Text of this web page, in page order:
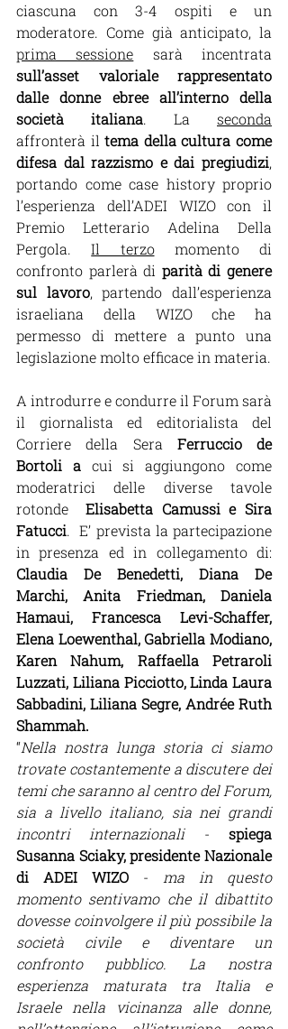
ciascuna con 3-4 ospiti e un
prima sessione
sull’asset valoriale rappresentato
dalle donne ebree all’interno della
società italiana. La seconda
affronterà il tema della cultura come
difesa dal razzismo e dai pregiudizi,
portando come case history proprio
l’esperienza dell’ADEI WIZO con il
Premio Letterario Adelina Della
Pergola. Il terzo momento di
confronto parlerà di parità di genere
sul lavoro, partendo dall’esperienza
israeliana della WIZO che ha
permesso di mettere a punto una
A introdurre e condurre il Forum sarà
il giornalista ed editorialista del
Corriere della Sera Ferruccio de
Bortoli a cui si aggiungono come
moderatrici delle diverse tavole
rotonde
  Elisabetta Camussi e Sira
Fatucci.  E’ prevista la partecipazione
Claudia De Benedetti, Diana De
Marchi, Anita Friedman, Daniela
Hamaui, Francesca Levi-Schaffer,
Elena Loewenthal, Gabriella Modiano,
Karen Nahum, Raffaella Petraroli
Luzzati, Liliana Picciotto, Linda Laura
Sabbadini, Liliana Segre, Andrée Ruth
Shammah.
“Nella nostra lunga storia ci siamo
trovate costantemente a discutere dei
temi che saranno al centro del Forum,
sia a livello italiano, sia nei grandi
incontri internazionali - spiega
Susanna Sciaky, presidente Nazionale
di ADEI WIZO - ma in questo
momento sentivamo che il dibattito
dovesse coinvolgere il più possibile la
società civile e diventare un
confronto pubblico. La nostra
esperienza maturata tra Italia e
Israele nella vicinanza alle donne,